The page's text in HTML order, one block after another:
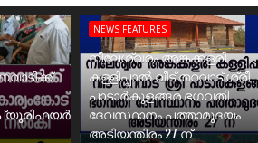
പ്യൂരിഫയർ
NEWS FEATURES
നീലേശ്വരം അങ്കക്കളരി
കള്ളിപ്പാൽ വീട് തറവാട് ശ്രീ
പാടാർകുളങ്ങര ഭഗവതി
ദേവസ്ഥാനം പത്താമുദയം
അടിയന്തിരം 27 ന്